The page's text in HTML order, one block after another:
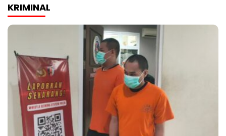
KRIMINAL